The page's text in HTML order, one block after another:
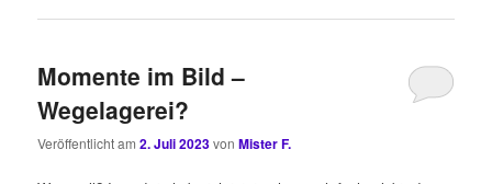
Momente im Bild –
Wegelagerei?
Veröffentlicht am2. Juli 2023vonMister F.